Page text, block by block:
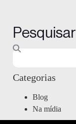
Pesquisar
Categorias
Blog
Na mídia